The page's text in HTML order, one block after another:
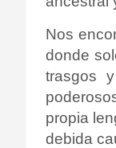
Nos
donde
trasgos
propia
debida